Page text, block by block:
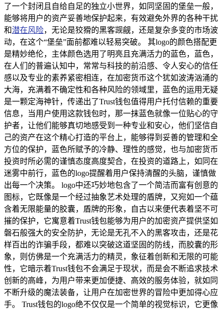
了一个封闭且自给自足的独立小世界，如同坚固的堡垒一般，
能够将用户的资产妥善地保护起来，有效避免外界的各种干扰
和潜在风险，无论是狡猾的黑客觊觎，还是复杂多变的市场波
动，在这个“堡垒”面前都难以轻易突破。 其logo的颜色搭配更
是精妙绝伦，主体颜色选用了明亮且充满活力的蓝色，蓝色，
在人们的普遍认知中，常常与科技的前沿感、令人安心的信任
感以及专业的素养紧密相连，在加密货币这个犹如波涛汹涌的
大海，充满着不确定性和各种风险的领域里，蓝色的运用无疑
是一颗定海神针，传递出了Trust钱包值得用户托付信赖的重要
信息，当用户使用这款钱包时，那一抹蓝色就像一位贴心的守
护者，让他们能够真切地感受到一种专业和安心，他们坚信自
己的资产在这个精心打造的平台上，能够得到妥善的管理和全
方位的保护，蓝色所赋予的冷静、理性的感觉，也与加密货币
投资时所必需的谨慎态度高度契合，在投资的道路上，如同在
迷雾中前行，蓝色的logo提醒着用户保持清醒的头脑，谨慎做
出每一个决策。 logo中还巧妙地包含了一个简洁而富有创意的
图标，它既像是一个经过抽象艺术处理的盾牌，又宛如一个蕴
含着无限能量的胶囊，盾牌的形象，自古以来便代表着坚不可
摧的保护，它寓意着Trust钱包能够为用户的加密资产提供坚如
磐石般强大的安全防护，无论是无孔不入的黑客攻击，还是花
样百出的诈骗手段，都难以突破这道坚固的防线，而胶囊的形
象，则仿佛是一个充满活力的精灵，象征着创新和无限的可能
性，它暗示着Trust钱包不会满足于现状，而是会不断追求技术
创新的高峰，为用户带来更加便捷、高效的服务体验，就如同
不断升级的魔法装备，让用户在加密世界的冒险中更加得心应
手。 Trust钱包的logo绝不仅仅是一个简单的视觉标识，它更像